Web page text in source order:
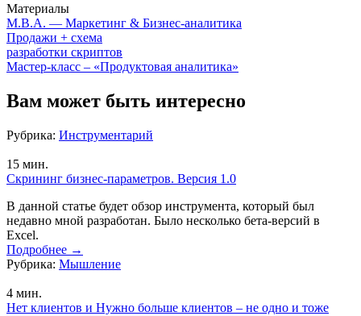
Материалы
M.B.A. — Маркетинг & Бизнес-аналитика
Продажи + схема
разработки скриптов
Мастер-класс – «Продуктовая аналитика»
Вам может быть интересно
Рубрика: Инструментарий
15 мин.
Скрининг бизнес-параметров. Версия 1.0
В данной статье будет обзор инструмента, который был
недавно мной разработан. Было несколько бета-версий в
Excel.
Подробнее →
Рубрика: Мышление
4 мин.
Нет клиентов и Нужно больше клиентов – не одно и тоже